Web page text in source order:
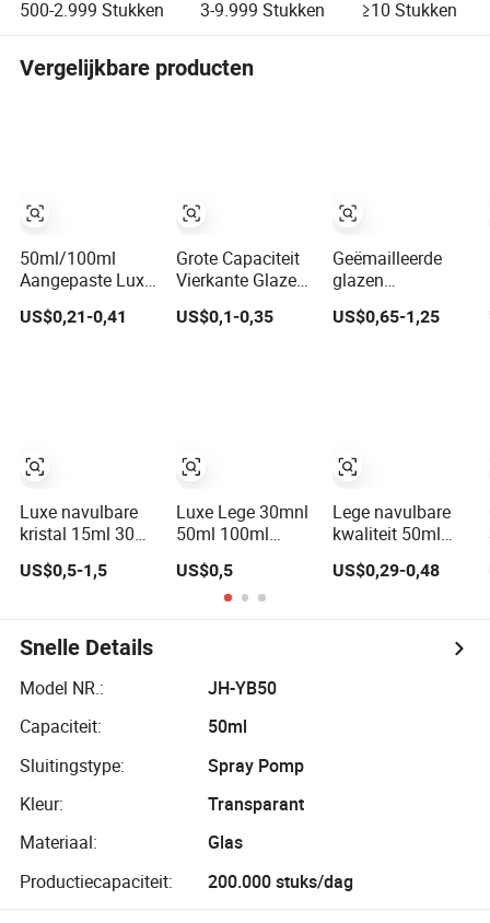
500-2.999 Stukken 3-9.999 Stukken ≥10 Stukken
Vergelijkbare producten
50ml/100ml
Aangepaste Luxe
Cosmetische
Frosted Blauwe
US$0,21-0,41
Luxe navulbare
kristal 15ml 30ml
container
cosmetische
flessen
US$0,5-1,5
Grote Capaciteit
Vierkante Glazen
Parfumfles
Groothandel
US$0,1-0,35
Luxe Lege 30mnl
50ml 100ml
Opslag Parfum
Glazen Fles met
Luchtdichte
US$0,5
Geëmailleerde
glazen
parfumfles met
aluminium dop
US$0,65-1,25
Lege navulbare
kwaliteit 50ml
dop op maat
glazen
US$0,29-0,48
Snelle Details
Model NR.:
JH-YB50
Capaciteit:
50ml
Sluitingstype:
Spray Pomp
Kleur:
Transparant
Materiaal:
Glas
Productiecapaciteit:
200.000 stuks/dag